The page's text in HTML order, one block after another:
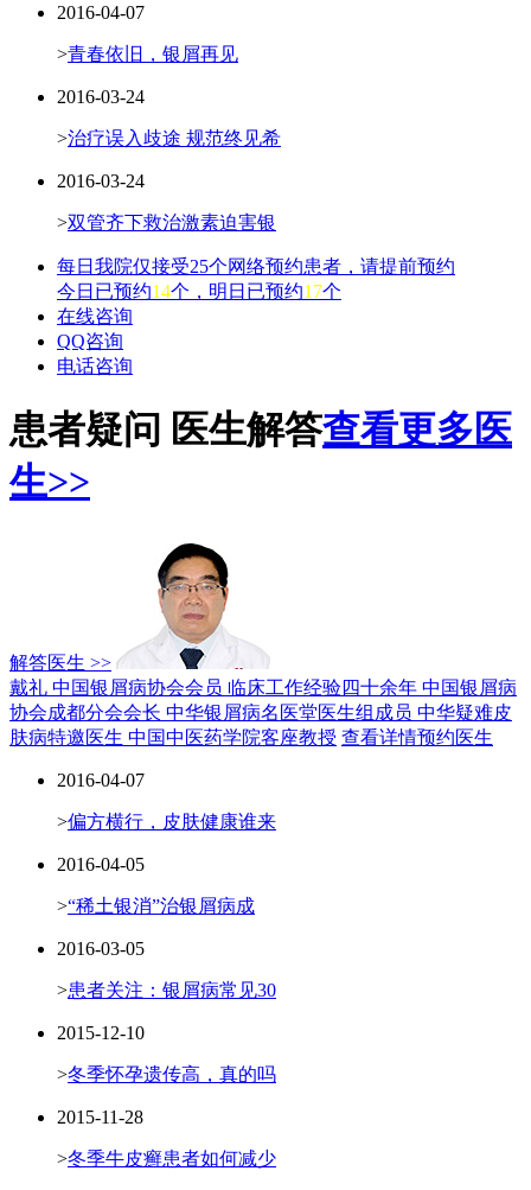
2016-04-07
>青春依旧，银屑再见
2016-03-24
>治疗误入歧途 规范终见希
2016-03-24
>双管齐下救治激素迫害银
每日我院仅接受25个网络预约患者，请提前预约
今日已预约14个，明日已预约17个
在线咨询
QQ咨询
电话咨询
患者疑问 医生解答查看更多医
生>>
解答医生 >>
戴礼 中国银屑病协会会员 临床工作经验四十余年 中国银屑病
协会成都分会会长 中华银屑病名医堂医生组成员 中华疑难皮
肤病特邀医生 中国中医药学院客座教授 查看详情预约医生
2016-04-07
>偏方横行，皮肤健康谁来
2016-04-05
>“稀土银消”治银屑病成
2016-03-05
>患者关注：银屑病常见30
2015-12-10
>冬季怀孕遗传高，真的吗
2015-11-28
>冬季牛皮癣患者如何减少